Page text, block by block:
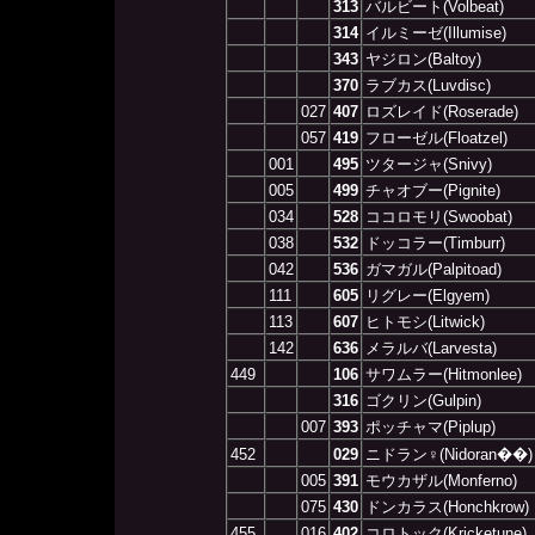
313 バルビート(Volbeat)
314 イルミーゼ(Illumise)
343 ヤジロン(Baltoy)
370 ラブカス(Luvdisc)
027 407 ロズレイド(Roserade)
057 419 フローゼル(Floatzel)
001
495 ツタージャ(Snivy)
005
499 チャオブー(Pignite)
034
528 ココロモリ(Swoobat)
038
532
ドッコラー(Timburr)
042
536 ガマガル(Palpitoad)
111
605
リグレー(Elgyem)
113
607 ヒトモシ(Litwick)
142
636
メラルバ(Larvesta)
449
106 サワムラー(Hitmonlee)
316 ゴクリン(Gulpin)
007 393 ポッチャマ(Piplup)
452
029 ニドラン♀(Nidoran��)
005 391 モウカザル(Monferno)
075 430
ドンカラス(Honchkrow)